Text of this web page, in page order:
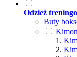
Odzież
Buty